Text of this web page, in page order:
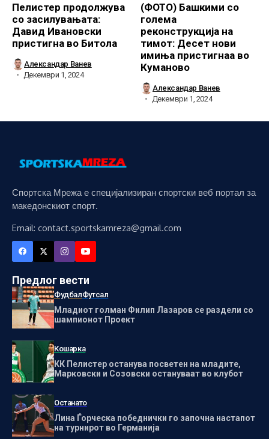
Пелистер продолжува
со засилувањата:
Давид Ивановски
пристигна во Битола
Александар Ванев
Декември 1, 2024
(ФОТО) Башкими со
голема
реконструкција на
тимот: Десет нови
имиња пристигнаа во
Куманово
Александар Ванев
Декември 1, 2024
Спортска Мрежа е специјализиран спортски веб портал за
македонскиот спорт.
Email: contact.sportskamreza@gmail.com
Предлог вести
ФудбалФутсал
Младиот голман Филип Лазаров се раздели со
шампионот Проект
Кошарка
КК Пелистер останува посветен на младите,
Марковски и Созовски остануваат во клубот
Останато
Лина Ѓорческа победнички го започна настапот
на турнирот во Германија